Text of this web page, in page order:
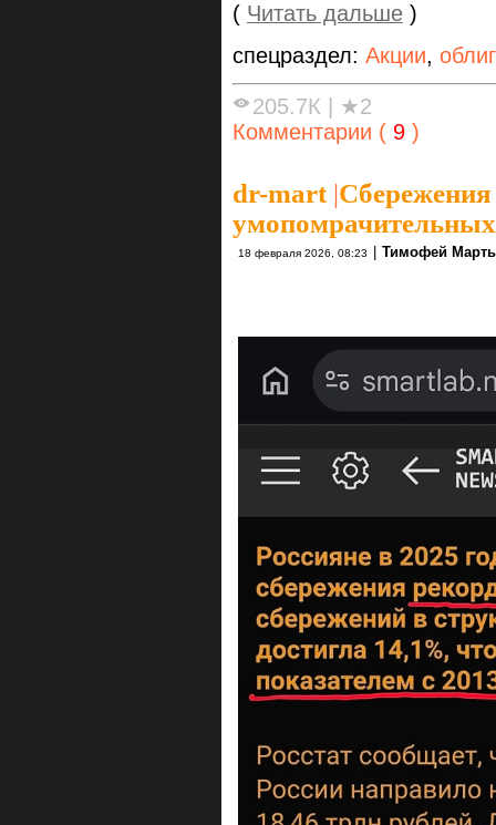
( Читать дальше )
спецраздел: Акции,
205.7К | ★2
Комментарии ( 9 )
dr-mart|Сбережения
18 февраля 2026, 08:23 | Тимофей